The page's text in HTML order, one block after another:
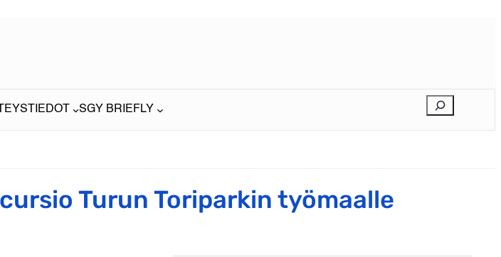
SGY BRIEFLY
Turun Toriparkin työmaalle